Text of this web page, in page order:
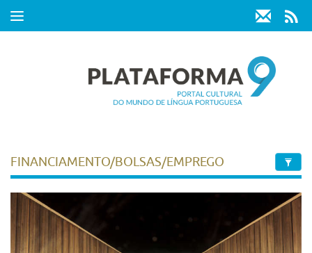
Toggle
FINANCIAMENTO/BOLSAS/EMPREGO